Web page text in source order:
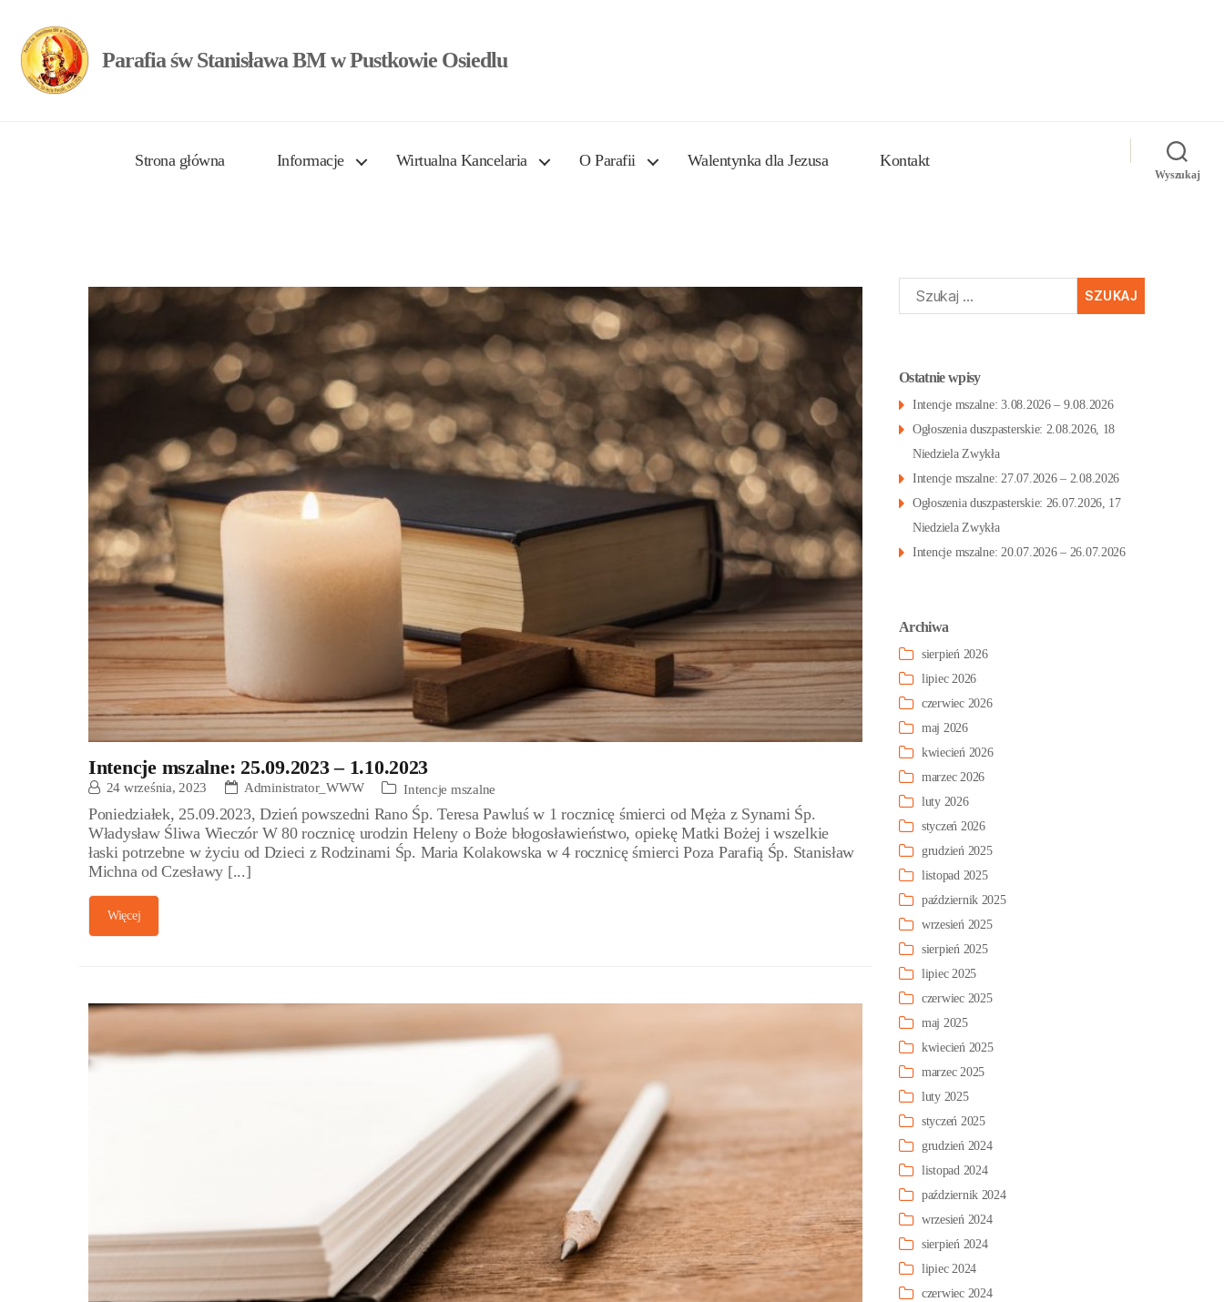
Parafia św Stanisława BM w Pustkowie Osiedlu
Strona główna Informacje Wirtualna Kancelaria O Parafii Walentynka dla Jezusa Kontakt
Wyszukaj
Intencje mszalne: 25.09.2023 – 1.10.2023
24 września, 2023 Administrator_WWW Intencje mszalne
Poniedziałek, 25.09.2023, Dzień powszedni Rano Śp. Teresa Pawluś w 1 rocznicę śmierci od Męża z Synami Śp.
Władysław Śliwa Wieczór W 80 rocznicę urodzin Heleny o Boże błogosławieństwo, opiekę Matki Bożej i wszelkie
łaski potrzebne w życiu od Dzieci z Rodzinami Śp. Maria Kolakowska w 4 rocznicę śmierci Poza Parafią Śp. Stanisław
Michna od Czesławy [...]
Więcej
Szukaj:
Ostatnie wpisy
Intencje mszalne: 3.08.2026 – 9.08.2026
Ogłoszenia duszpasterskie: 2.08.2026, 18
Niedziela Zwykła
Intencje mszalne: 27.07.2026 – 2.08.2026
Ogłoszenia duszpasterskie: 26.07.2026, 17
Niedziela Zwykła
Intencje mszalne: 20.07.2026 – 26.07.2026
Archiwa
sierpień 2026
lipiec 2026
czerwiec 2026
maj 2026
kwiecień 2026
marzec 2026
luty 2026
styczeń 2026
grudzień 2025
listopad 2025
październik 2025
wrzesień 2025
sierpień 2025
lipiec 2025
czerwiec 2025
maj 2025
kwiecień 2025
marzec 2025
luty 2025
styczeń 2025
grudzień 2024
listopad 2024
październik 2024
wrzesień 2024
sierpień 2024
lipiec 2024
czerwiec 2024